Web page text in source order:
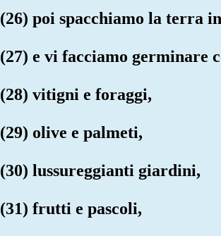
(26) poi spacchiamo la terra
(27) e vi facciamo germinare
(28) vitigni e foraggi,
(29) olive e palmeti,
(30) lussureggianti giardini,
(31) frutti e pascoli,